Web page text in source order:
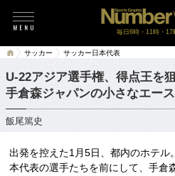
毎日6時・11時・17
サッカー サッカー日本代表
U-22アジア選手権、得点王を
手倉森ジャパンの小さなエース
飯尾篤史
出発を控えた1月5日、都内のホテル
本代表の選手たちを前にして、手倉